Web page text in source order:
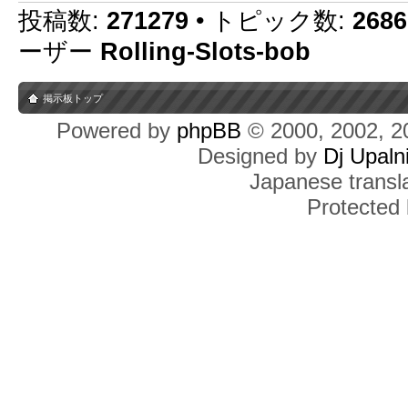
投稿数: 271279 • トピック数:
ーザー Rolling-Slots-bob
掲示板トップ
Powered by phpBB © 2000, 2002,
Designed by Dj
Japanese